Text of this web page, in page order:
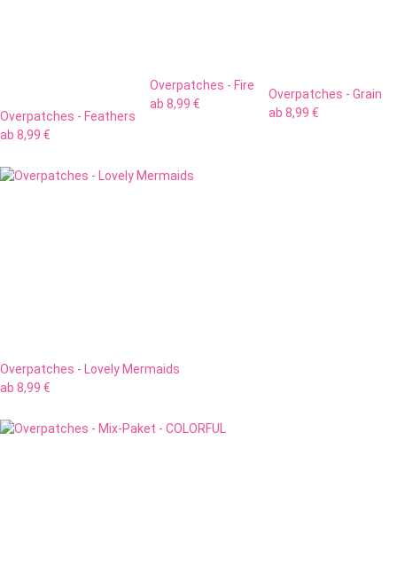
Overpatches - Feathers
ab 8,99 €
Overpatches - Fire
ab 8,99 €
Overpatches - Grain
ab 8,99 €
Overpatches - Lovely Mermaids
ab 8,99 €